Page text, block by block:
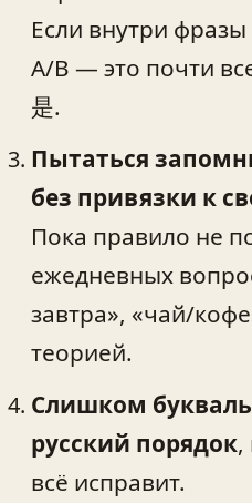
Если внутри
A/B — это почти
是.
Пытаться
без привязки к
Пока правило не
ежедневных
завтра», «чай/
теорией.
Слишком
русский порядок,
всё исправит.